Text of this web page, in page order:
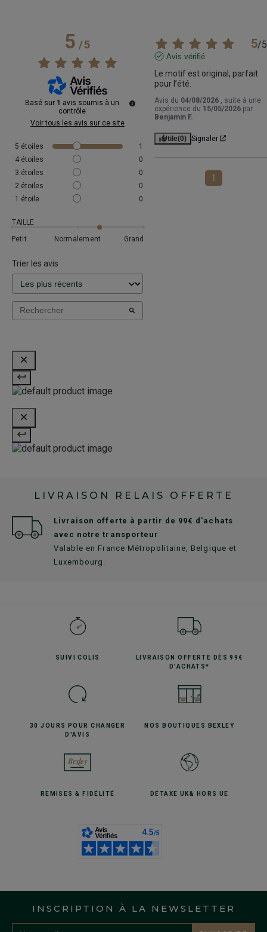
5/5
Basé sur 1 avis soumis à un
contrôle
Voir tous les avis sur ce site
5 étoiles
1
4 étoiles
0
3 étoiles
0
2 étoiles
0
1 étoile 0
TAILLE
Petit
Normalement Grand
Trier les avis
5/5
Avis vérifié
Le motif est original, parfait
pour l’été.
Avis du 04/08/2026
, suite à une
expérience du 15/05/2026 par
Benjamin F.
Utile(0) Signaler
1
LIVRAISON RELAIS OFFERTE
Livraison offerte à partir de 99€ d'achats
avec notre transporteur
Valable en France Métropolitaine, Belgique et
Luxembourg.
SUIVICOLIS LIVRAISON OFFERTE
DÈS 99€
D'ACHATS*
30 JOURS POURCHANGER
D'AVIS
NOS BOUTIQUES BEXLEY
REMISES& FIDÉLITÉ DÉTAXE UK& HORS UE
INSCRIPTION À LA NEWSLETTER